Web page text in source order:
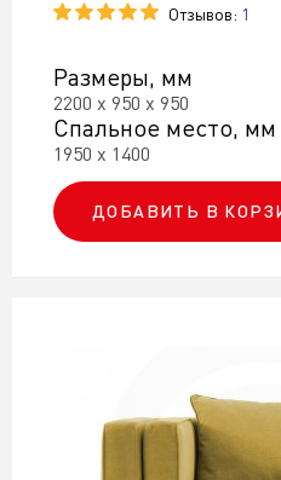
Отзывов: 1
Размеры, мм
2200 х 950 х 950
Спальное место, мм
1950 х 1400
ДОБАВИТЬ В